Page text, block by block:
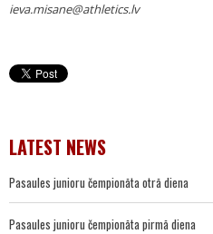
ieva.misane@athletics.lv
LATEST NEWS
Pasaules junioru čempionāta otrā diena
Pasaules junioru čempionāta pirmā diena